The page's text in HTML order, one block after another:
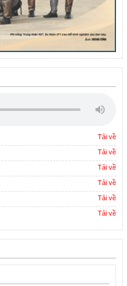
Tải về
Tải về
Tải về
Tải về
Tải về
Tải về